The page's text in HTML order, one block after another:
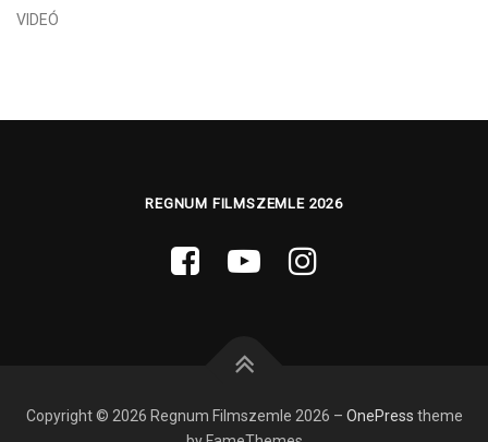
VIDEÓ
REGNUM FILMSZEMLE 2026
Copyright © 2026 Regnum Filmszemle 2026 – OnePress theme